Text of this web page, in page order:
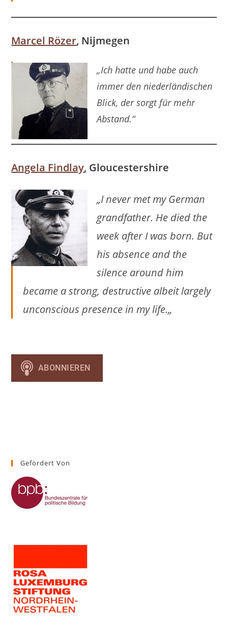
Marcel Rözer, Nijmegen
„Ich hatte und habe auch
immer den niederländischen
Blick, der sorgt für mehr
Abstand.“
Angela Findlay, Gloucestershire
„I never met my German
grandfather. He died the
week after I was born. But
his absence and the
silence around him
became a strong, destructive albeit largely
unconscious presence in my life.„
Gefördert Von